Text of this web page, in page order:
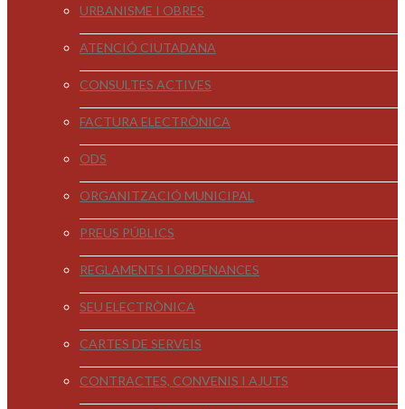
URBANISME I OBRES
ATENCIÓ CIUTADANA
CONSULTES ACTIVES
FACTURA ELECTRÒNICA
ODS
ORGANITZACIÓ MUNICIPAL
PREUS PÚBLICS
REGLAMENTS I ORDENANCES
SEU ELECTRÒNICA
CARTES DE SERVEIS
CONTRACTES, CONVENIS I AJUTS